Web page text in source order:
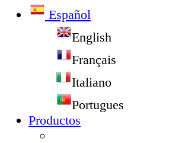
Español
English
Français
Italiano
Portugues
Productos